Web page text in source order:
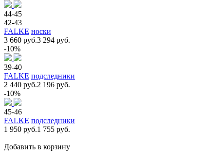
44-45
42-43
FALKE носки
3 660 руб.3 294 руб.
-10%
39-40
FALKE подследники
2 440 руб.2 196 руб.
-10%
45-46
FALKE подследники
1 950 руб.1 755 руб.
Добавить в корзину